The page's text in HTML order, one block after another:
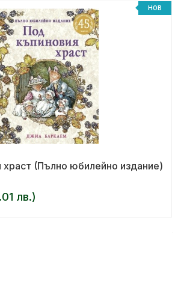
НОВ
храст (Пълно юбилейно издание)
лв.)